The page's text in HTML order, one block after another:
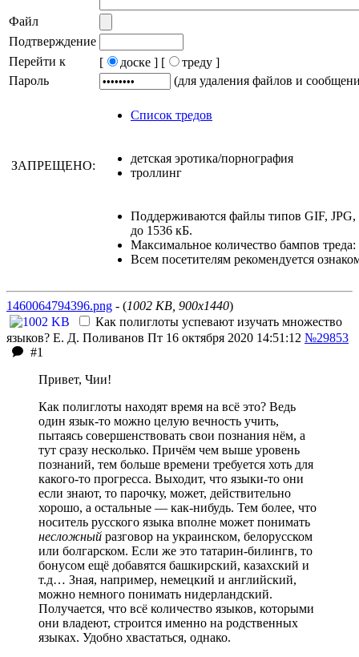
Файл
Подтверждение
Перейти к
[ доске ] [
треду ]
Пароль
(для удаления файлов и
Список тредов
ЗАПРЕЩЕНО:
детская эротика/порнография
троллинг
Поддерживаются файлы типов GIF, JPG,
до 1536 кБ.
Максимальное количество бампов треда:
Всем посетителям рекомендуется
1460064794396.png - (1002 KB, 900x1440)
Как полиглоты успевают изучать множество
языков? Е. Д. Поливанов Пт 16 октября 2020 14:51:12 №29853
#1
Привет, Чии!
Как полиглоты находят время на всё это? Ведь
один язык-то можно целую вечность учить,
пытаясь совершенствовать свои познания нём, а
тут сразу несколько. Причём чем выше уровень
познаний, тем больше времени требуется хоть для
какого-то прогресса. Выходит, что языки-то они
если знают, то парочку, может, действительно
хорошо, а остальные — как-нибудь. Тем более, что
носитель русского языка вполне может понимать
несложный разговор на украинском, белорусском
или болгарском. Если же это татарин-билингв, то
бонусом ещё добавятся башкирский, казахский и
т.д… Зная, например, немецкий и английский,
можно немного понимать нидерландский.
Получается, что всё количество языков, которыми
они владеют, строится именно на родственных
языках. Удобно хвастаться, однако.